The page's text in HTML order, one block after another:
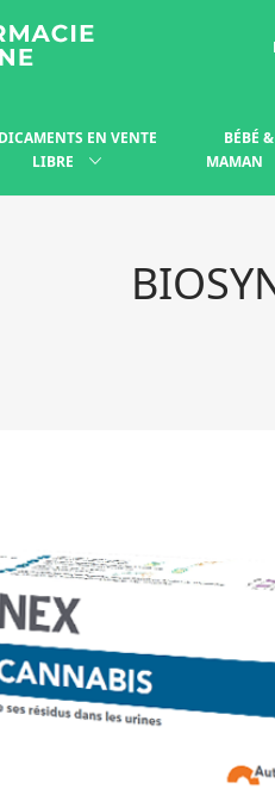
EN VENTE
LIBRE
BÉBÉ &
MAMAN